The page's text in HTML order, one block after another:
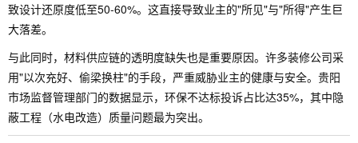
致设计还原度低至50-60%。这直接导致业主的"所见"与"所得"产生巨
大落差。
与此同时，材料供应链的透明度缺失也是重要原因。许多装修公司采
用"以次充好、偷梁换柱"的手段，严重威胁业主的健康与安全。贵阳
市场监督管理部门的数据显示，环保不达标投诉占比达35%，其中隐
蔽工程（水电改造）质量问题最为突出。